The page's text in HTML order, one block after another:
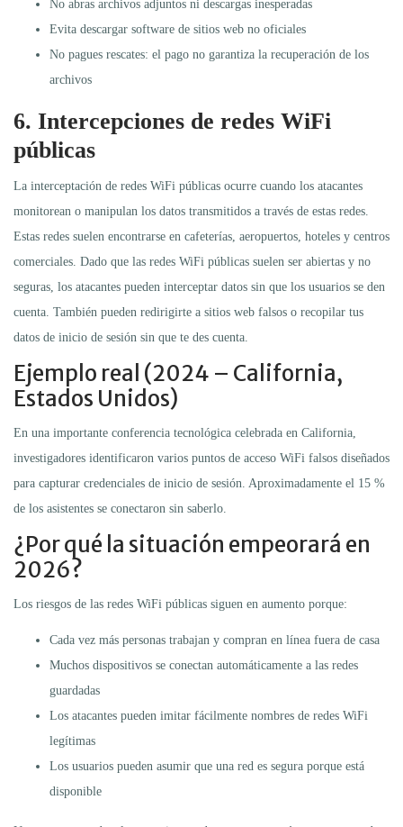
No abras archivos adjuntos ni descargas inesperadas
Evita descargar software de sitios web no oficiales
No pagues rescates: el pago no garantiza la recuperación de los
archivos
6. Intercepciones de redes WiFi
públicas
La interceptación de redes WiFi públicas ocurre cuando los atacantes
monitorean o manipulan los datos transmitidos a través de estas redes.
Estas redes suelen encontrarse en cafeterías, aeropuertos, hoteles y centros
comerciales. Dado que las redes WiFi públicas suelen ser abiertas y no
seguras, los atacantes pueden interceptar datos sin que los usuarios se den
cuenta. También pueden redirigirte a sitios web falsos o recopilar tus
datos de inicio de sesión sin que te des cuenta.
Ejemplo real (2024 – California,
Estados Unidos)
En una importante conferencia tecnológica celebrada en California,
investigadores identificaron varios puntos de acceso WiFi falsos diseñados
para capturar credenciales de inicio de sesión. Aproximadamente el 15 %
de los asistentes se conectaron sin saberlo.
¿Por qué la situación empeorará en
2026?
Los riesgos de las redes WiFi públicas siguen en aumento porque:
Cada vez más personas trabajan y compran en línea fuera de casa
Muchos dispositivos se conectan automáticamente a las redes
guardadas
Los atacantes pueden imitar fácilmente nombres de redes WiFi
legítimas
Los usuarios pueden asumir que una red es segura porque está
disponible